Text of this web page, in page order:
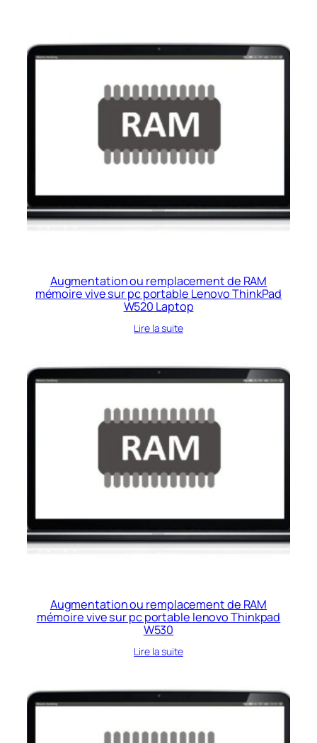
Augmentation ou remplacement de RAM
mémoire vive sur pc portable Lenovo ThinkPad
W520 Laptop
Lire la suite
Augmentation ou remplacement de RAM
mémoire vive sur pc portable lenovo Thinkpad
W530
Lire la suite